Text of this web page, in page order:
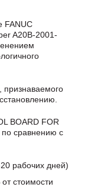
FANUC
A20B-2001-
признаваемого
BOARD FOR
сравнению с
рабочих дней)
стоимости